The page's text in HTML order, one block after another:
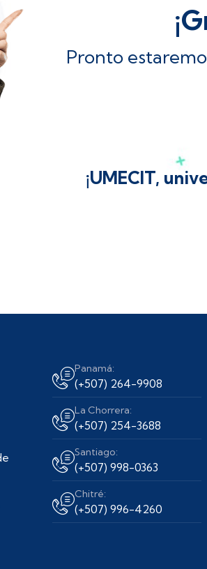
Pronto
¡UMECIT,
Panamá:
(+507) 264-9908
La Chorrera:
(+507) 254-3688
Santiago:
(+507) 998-0363
Chitré:
(+507) 996-4260